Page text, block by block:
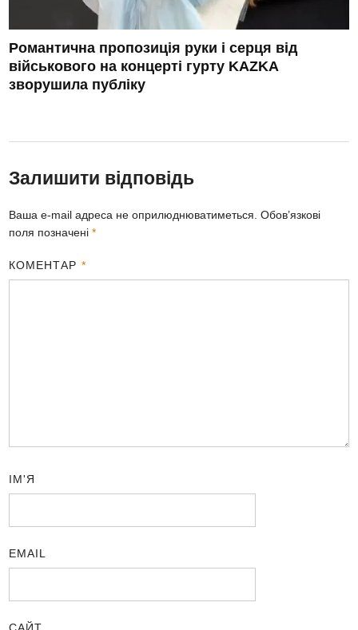
Романтична пропозиція руки і серця від
військового на концерті гурту KAZKA
зворушила публіку
Залишити відповідь
Ваша e-mail адреса не оприлюднюватиметься. Обов’язкові
поля позначені*
КОМЕНТАР *
ІМ'Я
EMAIL